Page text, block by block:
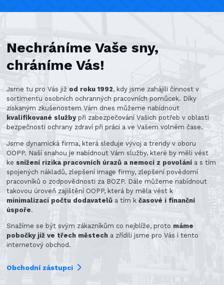
Nechráníme Vaše sny,
chráníme Vás!
Jsme tu pro Vás již od roku 1992, kdy jsme zahájili činnost v
sortimentu osobních ochranných pracovních pomůcek. Díky
získaným zkušenostem Vám dnes můžeme nabídnout
kvalifikované službypři zabezpečování Vašich potřeb v oblasti
bezpečnosti ochrany zdraví při práci a ve Vašem volném čase.
Jsme dynamická firma, která sleduje vývoj a trendy v oboru
OOPP. Naší snahou je nabídnout Vám služby, které by měli vést
ke snížení rizika pracovních úrazů a nemocí z povolání a s tím
spojených nákladů, zlepšení image firmy, zlepšení povědomí
pracovníků o zodpovědnosti za BOZP. Dále můžeme nabídnout
takovou úroveň zajištění OOPP, která by měla vést k
minimalizaci počtu dodavatelů a tím kčasové i finanční
úspoře.
Snažíme se být svým zákazníkům co nejblíže, proto máme
pobočky již ve třech městech a zřídili jsme pro Vás i tento
internetový obchod.
Obchodní zástupci